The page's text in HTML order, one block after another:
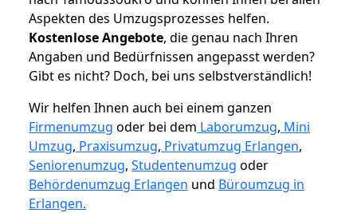
Aspekten des Umzugsprozesses helfen.
Kostenlose Angebote, die genau nach Ihren
Angaben und Bedürfnissen angepasst werden?
Gibt es nicht? Doch, bei uns selbstverständlich!
Wir helfen Ihnen auch bei einem ganzen
Firmenumzug oder bei dem Laborumzug, Mini
Umzug, Praxisumzug, Privatumzug Erlangen,
Seniorenumzug, Studentenumzug oder
Behördenumzug Erlangen und Büroumzug in
Erlangen.